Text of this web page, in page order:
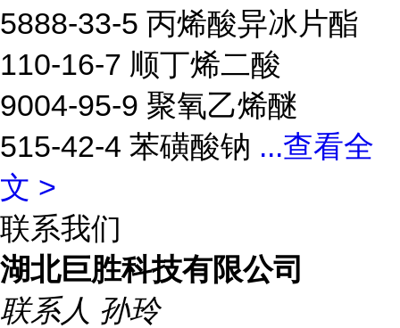
5888-33-5 丙烯酸异冰片酯
110-16-7 顺丁烯二酸
9004-95-9 聚氧乙烯醚
515-42-4 苯磺酸钠 ...查看全
文 >
联系我们
湖北巨胜科技有限公司
联系人 孙玲